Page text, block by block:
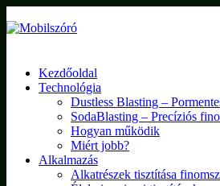
Kezdőoldal
Technológia
Dustless Blasting –
SodaBlasting – Precíziós
Hogyan működik
Miért jobb?
Alkalmazás
Alkatrészek tisztítása